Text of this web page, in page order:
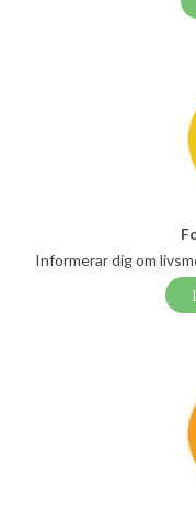
Informerar dig om